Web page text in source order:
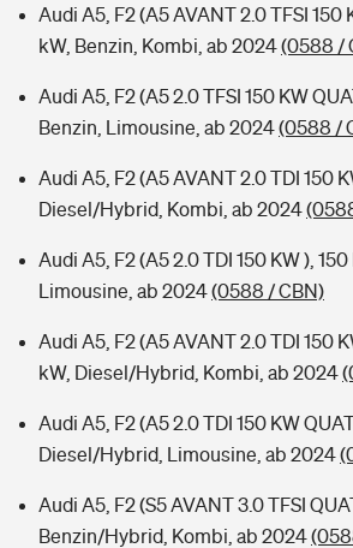
Audi A5, F2 (A5 AVANT 2.0 TFSI 150
kW, Benzin, Kombi, ab 2024(0588 /
Audi A5, F2 (A5 2.0 TFSI 150 KW
Benzin, Limousine, ab 2024(0588 /
Audi A5, F2 (A5 AVANT 2.0 TDI 150
Diesel/Hybrid, Kombi, ab 2024
Audi A5, F2 (A5 2.0 TDI 150 KW ),
Limousine, ab 2024(0588 / CBN)
Audi A5, F2 (A5 AVANT 2.0 TDI 150
kW, Diesel/Hybrid, Kombi, ab 2024
Audi A5, F2 (A5 2.0 TDI 150 KW
Diesel/Hybrid, Limousine, ab 2024
Audi A5, F2 (S5 AVANT 3.0 TFSI
Benzin/Hybrid, Kombi, ab 2024